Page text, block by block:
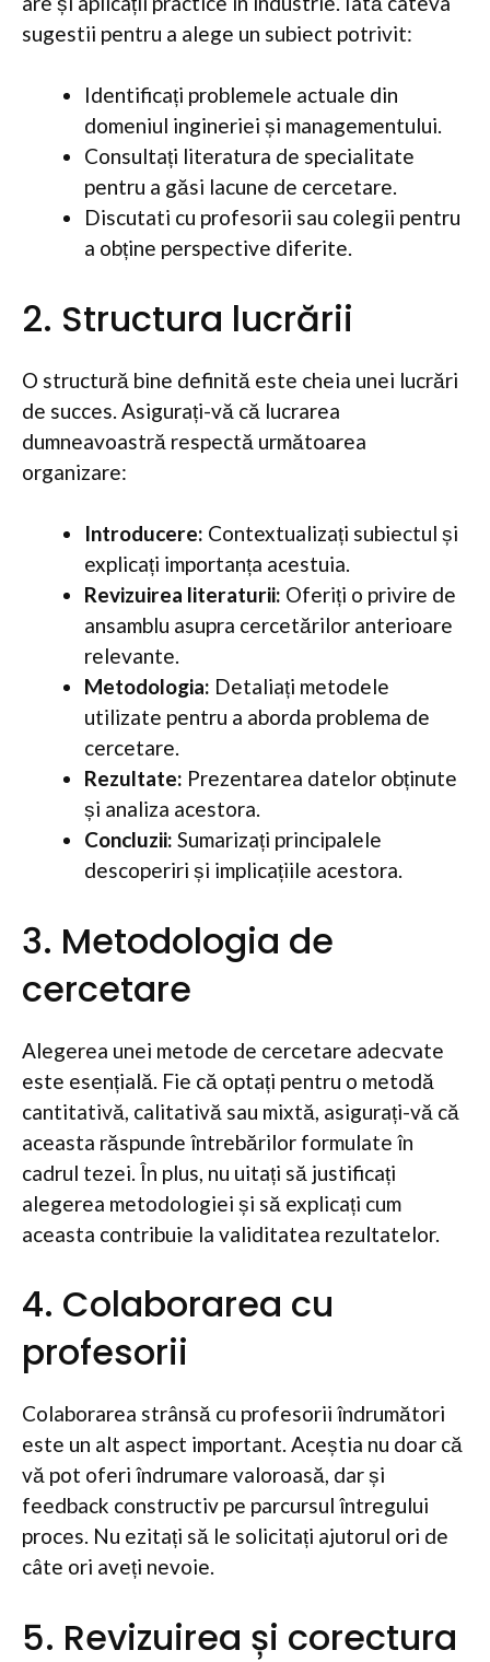
sugestii pentru a alege un subiect potrivit:
Identificați problemele actuale din
domeniul ingineriei și managementului.
Consultați literatura de specialitate
pentru a găsi lacune de cercetare.
Discutati cu profesorii sau colegii pentru
a obține perspective diferite.
2. Structura lucrării
O structură bine definită este cheia unei lucrări
de succes. Asigurați-vă că lucrarea
dumneavoastră respectă următoarea
organizare:
Introducere: Contextualizați subiectul și
explicați importanța acestuia.
Revizuirea literaturii: Oferiți o privire de
ansamblu asupra cercetărilor anterioare
relevante.
Metodologia: Detaliați metodele
utilizate pentru a aborda problema de
cercetare.
Rezultate: Prezentarea datelor obținute
și analiza acestora.
Concluzii: Sumarizați principalele
descoperiri și implicațiile acestora.
3. Metodologia de
cercetare
Alegerea unei metode de cercetare adecvate
este esențială. Fie că optați pentru o metodă
cantitativă, calitativă sau mixtă, asigurați-vă că
aceasta răspunde întrebărilor formulate în
cadrul tezei. În plus, nu uitați să justificați
alegerea metodologiei și să explicați cum
aceasta contribuie la validitatea rezultatelor.
4. Colaborarea cu
profesorii
Colaborarea strânsă cu profesorii îndrumători
este un alt aspect important. Aceștia nu doar că
vă pot oferi îndrumare valoroasă, dar și
feedback constructiv pe parcursul întregului
proces. Nu ezitați să le solicitați ajutorul ori de
câte ori aveți nevoie.
5. Revizuirea și corectura